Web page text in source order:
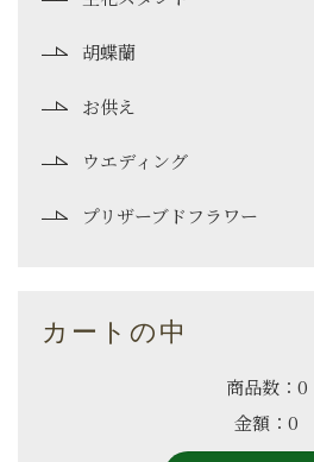
胡蝶蘭
お供え
ウエディング
プリザーブドフラワー
カートの中
商品数：0
金額：0